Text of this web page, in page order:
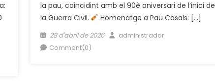
la pau, coincidint amb el 90è aniversari de l’inici de
la Guerra Civil.
Homenatge a Pau Casals: […]
Posted
on
28 d'abril de 2026 Author
administrador
Comment(0)